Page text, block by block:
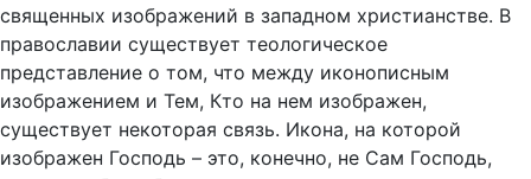
священных изображений в западном христианстве. В
православии существует теологическое
представление о том, что между иконописным
изображением и Тем, Кто на нем изображен,
существует некоторая связь. Икона, на которой
изображен Господь – это, конечно, не Сам Господь,